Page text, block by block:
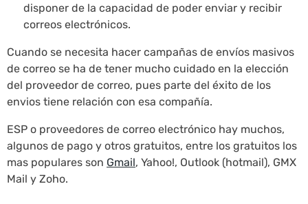
disponer de la capacidad de poder enviar y recibir
correos electrónicos.
Cuando se necesita hacer campañas de envíos masivos
de correo se ha de tener mucho cuidado en la elección
del proveedor de correo, pues parte del éxito de los
envios tiene relación con esa compañía.
ESP o proveedores de correo electrónico hay muchos,
algunos de pago y otros gratuitos, entre los gratuitos los
mas populares son Gmail, Yahoo!, Outlook (hotmail), GMX
Mail y Zoho.